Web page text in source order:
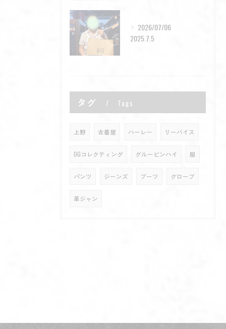
2026/07/06
2025.7.5
タグ Tags
上野 古着屋 ハーレー リーバイス
OGコレクティング グルービンハイ 服
パンツ ジーンズ ブーツ グローブ
革ジャン